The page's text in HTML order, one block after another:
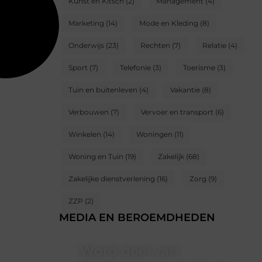
Marketing (14) Mode en Kleding (8)
Onderwijs (23) Rechten (7) Relatie (4)
Sport (7) Telefonie (3) Toerisme (3)
Tuin en buitenleven (4) Vakantie (8)
Verbouwen (7) Vervoer en transport (6)
Winkelen (14) Woningen (11)
Woning en Tuin (19) Zakelijk (68)
Zakelijke dienstverlening (16) Zorg (9)
ZZP (2)
MEDIA EN BEROEMDHEDEN